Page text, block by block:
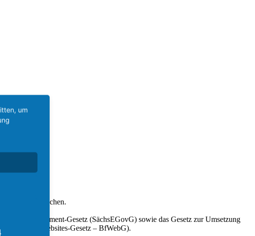
zu machen.
E-Government-Gesetz (SächsEGovG) sowie das Gesetz zur Umsetzung
Websites-Gesetz – BfWebG).
um